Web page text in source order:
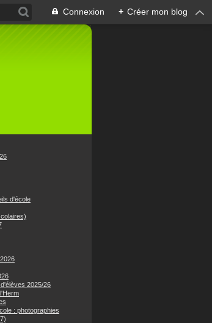
Connexion + Créer mon blog
d'école
2025/26
: photographies